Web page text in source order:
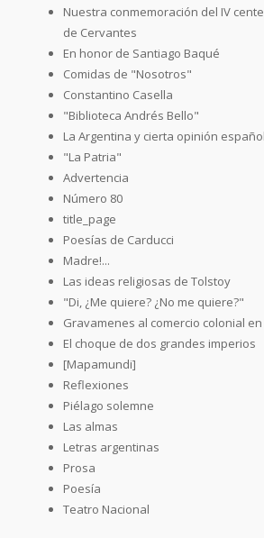
Nuestra conmemoración del IV
de Cervantes
En honor de Santiago Baqué
Comidas de "Nosotros"
Constantino Casella
"Biblioteca Andrés Bello"
La Argentina y cierta opinión
"La Patria"
Advertencia
Número 80
title_page
Poesías de Carducci
Madre!...
Las ideas religiosas de Tolstoy
"Di, ¿Me quiere? ¿No me quiere?"
Gravamenes al comercio colonial
El choque de dos grandes imperios
[Mapamundi]
Reflexiones
Piélago solemne
Las almas
Letras argentinas
Prosa
Poesía
Teatro Nacional